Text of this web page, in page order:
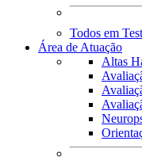
Todos em
Área de Atuação
Altas